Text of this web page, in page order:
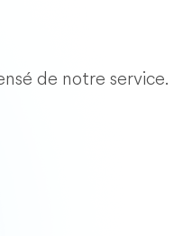
de notre service.